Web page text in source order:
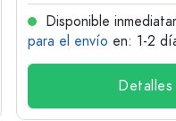
Disponible
para el envío en: 1-2
Detalles